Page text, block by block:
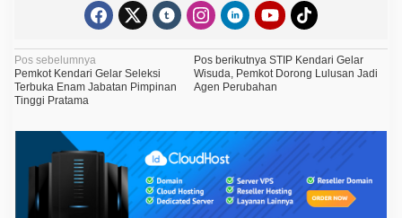
N
a
v
i
Pos sebelumnya
Pemkot Kendari Gelar Seleksi
Terbuka Enam Jabatan Pimpinan
Tinggi Pratama
Pos berikutnyaSTIP Kendari Gelar
Wisuda, Pemkot Dorong Lulusan Jadi
Agen Perubahan